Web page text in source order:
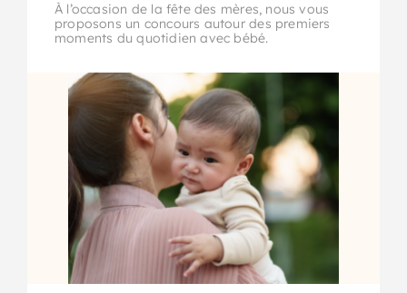
À l’occasion de la fête des mères, nous vous
proposons un concours autour des premiers
moments du quotidien avec bébé.